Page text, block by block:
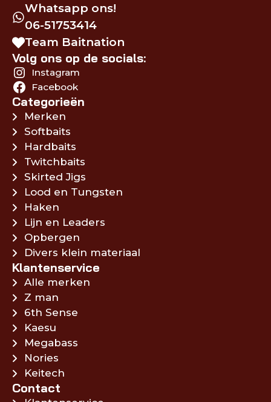
Whatsapp ons!
06-51753414
Team Baitnation
Volg ons op de socials:
Instagram
Facebook
Categorieën
Merken
Softbaits
Hardbaits
Twitchbaits
Skirted Jigs
Lood en Tungsten
Haken
Lijn en Leaders
Opbergen
Divers klein materiaal
Klantenservice
Alle merken
Z man
6th Sense
Kaesu
Megabass
Nories
Keitech
Contact